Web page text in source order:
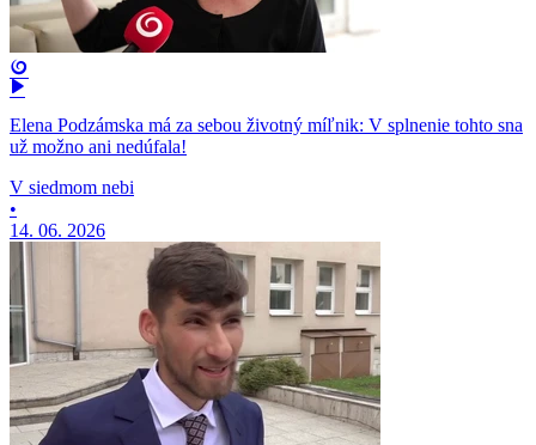
Elena Podzámska má za sebou životný míľnik: V splnenie tohto sna
už možno ani nedúfala!
V siedmom nebi
•
14. 06. 2026